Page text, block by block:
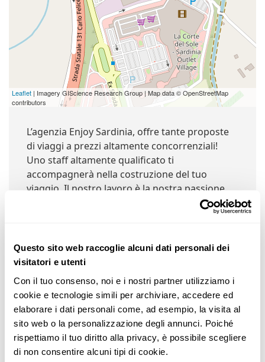
Questo sito web raccoglie alcuni dati personali dei
visitatori e utenti
Con il tuo consenso, noi e i nostri partner utilizziamo i
cookie e tecnologie simili per archiviare, accedere ed
elaborare i dati personali come, ad esempio, la visita al
sito web o la personalizzazione degli annunci. Poiché
rispettiamo il tuo diritto alla privacy, è possibile scegliere
di non consentire alcuni tipi di cookie.
Leaflet | Imagery GIScience Research Group | Map data © OpenStreetMap
contributors
L’agenzia Enjoy Sardinia, offre tante proposte
di viaggi a prezzi altamente concorrenziali!
Uno staff altamente qualificato ti
accompagnerà nella costruzione del tuo
viaggio. Il nostro lavoro è la nostra passione.
Negozi Nelle Vicinanze:
Enjoy Sardinia
Via More Corraxi, 09028 More Corraxe CA, Italia (@
0km)